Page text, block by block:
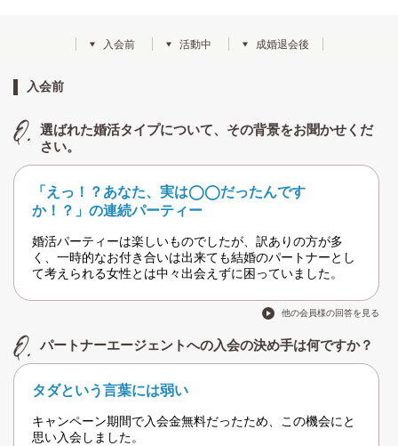
入会前 活動中 成婚退会後
入会前
選ばれた婚活タイプについて、その背景をお聞かせくだ
さい。
「えっ！？あなた、実は◯◯だったんです
か！？」の連続パーティー
婚活パーティーは楽しいものでしたが、訳ありの方が多
く、一時的なお付き合いは出来ても結婚のパートナーとし
て考えられる女性とは中々出会えずに困っていました。
他の会員様の回答を見る
パートナーエージェントへの入会の決め手は何ですか？
タダという言葉には弱い
キャンペーン期間で入会金無料だったため、この機会にと
思い入会しました。